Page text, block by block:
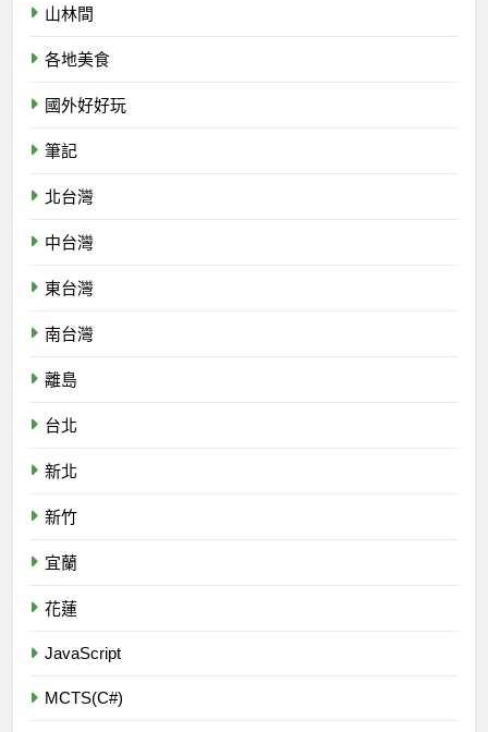
山林間
各地美食
國外好好玩
筆記
北台灣
中台灣
東台灣
南台灣
離島
台北
新北
新竹
宜蘭
花蓮
JavaScript
MCTS(C#)